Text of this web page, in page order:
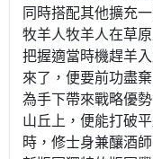
同時搭配其他擴充
牧羊人牧羊人在草
把握適當時機趕羊
來了，便要前功盡
為手下帶來戰略優
山丘上，便能打破
時，修士身兼釀酒